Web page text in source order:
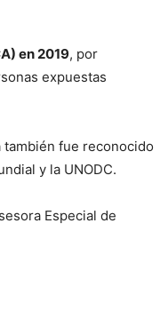
en 2019, por
expuestas
fue reconocido
y la UNODC.
Especial de